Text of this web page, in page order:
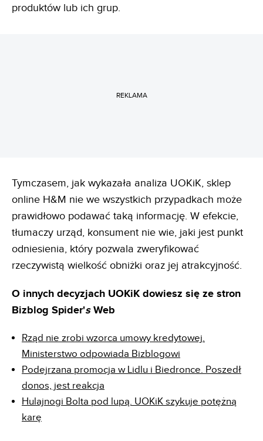
produktów lub ich grup.
REKLAMA
Tymczasem, jak wykazała analiza UOKiK, sklep
online H&M nie we wszystkich przypadkach może
prawidłowo podawać taką informację. W efekcie,
tłumaczy urząd, konsument nie wie, jaki jest punkt
odniesienia, który pozwala zweryfikować
rzeczywistą wielkość obniżki oraz jej atrakcyjność.
O innych decyzjach UOKiK dowiesz się ze stron
Bizblog Spider'sWeb
Rząd nie zrobi wzorca umowy kredytowej.
Ministerstwo odpowiada Bizblogowi
Podejrzana promocja w Lidlu i Biedronce. Poszedł
donos, jest reakcja
Hulajnogi Bolta pod lupą. UOKiK szykuje potężną
karę